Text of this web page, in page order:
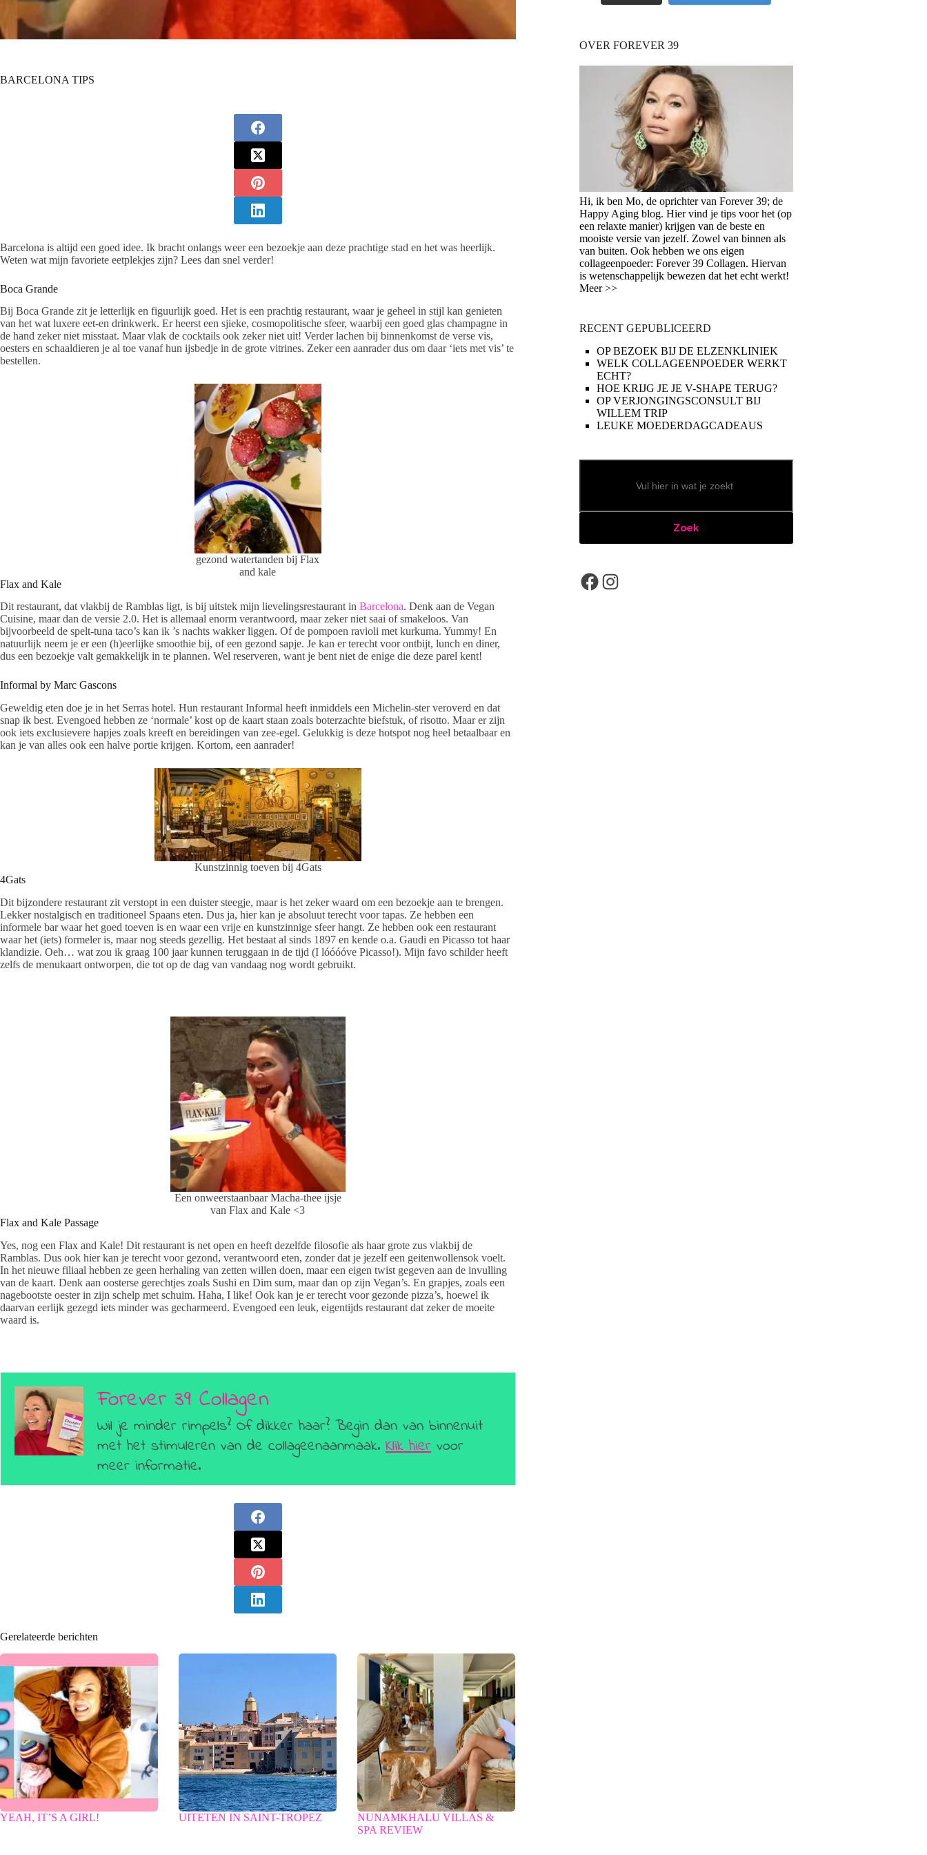
BARCELONA TIPS
Barcelona is altijd een goed idee. Ik bracht onlangs weer een bezoekje aan deze prachtige stad en het was heerlijk.
Weten wat mijn favoriete eetplekjes zijn? Lees dan snel verder!
Boca Grande
Bij Boca Grande zit je letterlijk en figuurlijk goed. Het is een prachtig restaurant, waar je geheel in stijl kan genieten
van het wat luxere eet-en drinkwerk. Er heerst een sjieke, cosmopolitische sfeer, waarbij een goed glas champagne in
de hand zeker niet misstaat. Maar vlak de cocktails ook zeker niet uit! Verder lachen bij binnenkomst de verse vis,
oesters en schaaldieren je al toe vanaf hun ijsbedje in de grote vitrines. Zeker een aanrader dus om daar ‘iets met vis’ te
bestellen.
gezond watertanden bij Flax
and kale
Flax and Kale
Dit restaurant, dat vlakbij de Ramblas ligt, is bij uitstek mijn lievelingsrestaurant in Barcelona. Denk aan de Vegan
Cuisine, maar dan de versie 2.0. Het is allemaal enorm verantwoord, maar zeker niet saai of smakeloos. Van
bijvoorbeeld de spelt-tuna taco’s kan ik ’s nachts wakker liggen. Of de pompoen ravioli met kurkuma. Yummy! En
natuurlijk neem je er een (h)eerlijke smoothie bij, of een gezond sapje. Je kan er terecht voor ontbijt, lunch en diner,
dus een bezoekje valt gemakkelijk in te plannen. Wel reserveren, want je bent niet de enige die deze parel kent!
Informal by Marc Gascons
Geweldig eten doe je in het Serras hotel. Hun restaurant Informal heeft inmiddels een Michelin-ster veroverd en dat
snap ik best. Evengoed hebben ze ‘normale’ kost op de kaart staan zoals boterzachte biefstuk, of risotto. Maar er zijn
ook iets exclusievere hapjes zoals kreeft en bereidingen van zee-egel. Gelukkig is deze hotspot nog heel betaalbaar en
kan je van alles ook een halve portie krijgen. Kortom, een aanrader!
Kunstzinnig toeven bij 4Gats
4Gats
Dit bijzondere restaurant zit verstopt in een duister steegje, maar is het zeker waard om een bezoekje aan te brengen.
Lekker nostalgisch en traditioneel Spaans eten. Dus ja, hier kan je absoluut terecht voor tapas. Ze hebben een
informele bar waar het goed toeven is en waar een vrije en kunstzinnige sfeer hangt. Ze hebben ook een restaurant
waar het (iets) formeler is, maar nog steeds gezellig. Het bestaat al sinds 1897 en kende o.a. Gaudi en Picasso tot haar
klandizie. Oeh… wat zou ik graag 100 jaar kunnen teruggaan in de tijd (I lóóóóve Picasso!). Mijn favo schilder heeft
zelfs de menukaart ontworpen, die tot op de dag van vandaag nog wordt gebruikt.
Een onweerstaanbaar Macha-thee ijsje
van Flax and Kale <3
Flax and Kale Passage
Yes, nog een Flax and Kale! Dit restaurant is net open en heeft dezelfde filosofie als haar grote zus vlakbij de
Ramblas. Dus ook hier kan je terecht voor gezond, verantwoord eten, zonder dat je jezelf een geitenwollensok voelt.
In het nieuwe filiaal hebben ze geen herhaling van zetten willen doen, maar een eigen twist gegeven aan de invulling
van de kaart. Denk aan oosterse gerechtjes zoals Sushi en Dim sum, maar dan op zijn Vegan’s. En grapjes, zoals een
nagebootste oester in zijn schelp met schuim. Haha, I like! Ook kan je er terecht voor gezonde pizza’s, hoewel ik
daarvan eerlijk gezegd iets minder was gecharmeerd. Evengoed een leuk, eigentijds restaurant dat zeker de moeite
waard is.
Forever 39 Collagen
Wil je minder rimpels? Of dikker haar? Begin dan van binnenuit
met het stimuleren van de collageenaanmaak. Klik hier voor
meer informatie.
Gerelateerde berichten
YEAH, IT’S A GIRL! UITETEN IN SAINT-TROPEZ
NUNAMKHALU VILLAS &
SPA REVIEW
OVER FOREVER 39
Hi, ik ben Mo, de oprichter van Forever 39; de
Happy Aging blog. Hier vind je tips voor het (op
een relaxte manier) krijgen van de beste en
mooiste versie van jezelf. Zowel van binnen als
van buiten. Ook hebben we ons eigen
collageenpoeder: Forever 39 Collagen. Hiervan
is wetenschappelijk bewezen dat het echt werkt!
Meer >>
RECENT GEPUBLICEERD
OP BEZOEK BIJ DE ELZENKLINIEK
WELK COLLAGEENPOEDER WERKT
ECHT?
HOE KRIJG JE JE V-SHAPE TERUG?
OP VERJONGINGSCONSULT BIJ
WILLEM TRIP
LEUKE MOEDERDAGCADEAUS
Zoeken
Zoek
Facebook
Instagram